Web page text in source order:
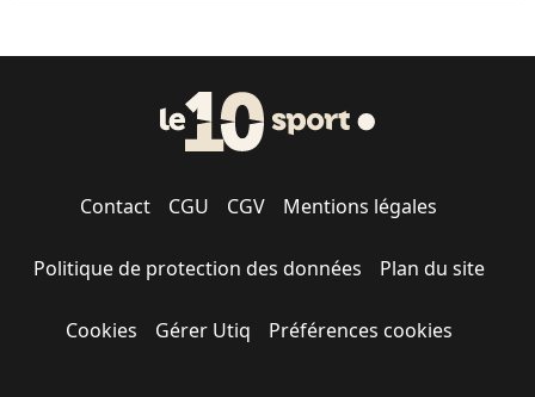
Contact CGU CGV Mentions légales
Politique de protection des données Plan du site
Cookies Gérer Utiq Préférences cookies